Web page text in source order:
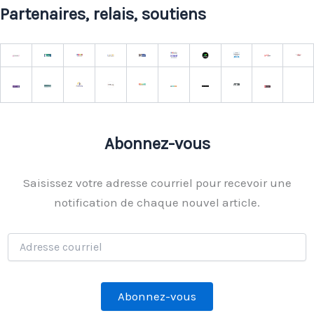
Partenaires, relais, soutiens
Abonnez-vous
Saisissez votre adresse courriel pour recevoir une
notification de chaque nouvel article.
Adresse
courriel
Abonnez-vous